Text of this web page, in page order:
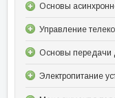
Основы
Управление
Основы передачи
Электропитание